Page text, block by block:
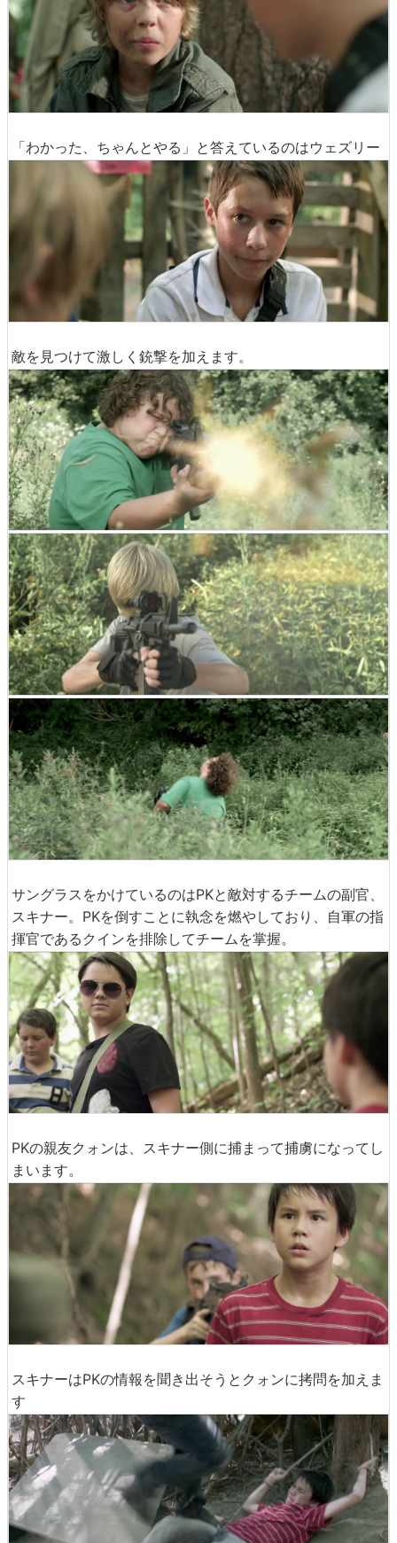
「わかった、ちゃんとやる」と答えているのはウェズリー
敵を見つけて激しく銃撃を加えます。
サングラスをかけているのはPKと敵対するチームの副官、
スキナー。PKを倒すことに執念を燃やしており、自軍の指
揮官であるクインを排除してチームを掌握。
PKの親友クォンは、スキナー側に捕まって捕虜になってし
まいます。
スキナーはPKの情報を聞き出そうとクォンに拷問を加えま
す